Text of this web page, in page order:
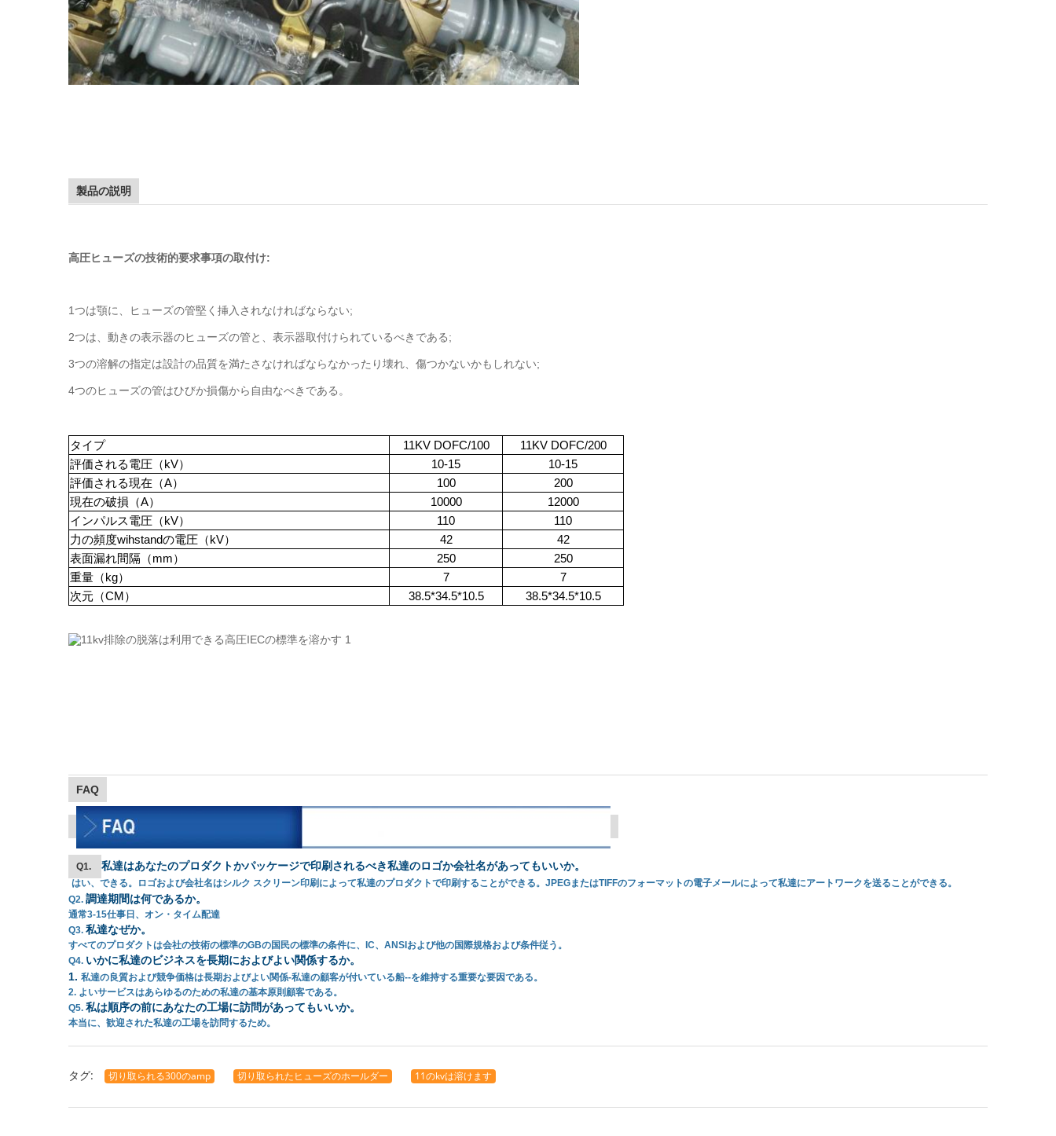
製品の説明
高圧ヒューズの技術的要求事項の取付け:
1つは顎に、ヒューズの管堅く挿入されなければならない;
2つは、動きの表示器のヒューズの管と、表示器取付けられているべきである;
3つの溶解の指定は設計の品質を満たさなければならなかったり壊れ、傷つかないかもしれない;
4つのヒューズの管はひびか損傷から自由なべきである。
タイプ 11KV DOFC/100
11KV DOFC/200
評価される電圧（kV）
10-15
10-15
評価される現在（A）
100
200
現在の破損（A）
10000
12000
インパルス電圧（kV）
110
110
力の頻度wihstandの電圧（kV）
42
42
表面漏れ間隔（mm）
250
250
重量（kg）
7
7
次元（CM）
38.5*34.5*10.5 38.5*34.5*10.5
FAQ
Q1. 私達はあなたのプロダクトかパッケージで印刷されるべき私達のロゴか会社名があってもいいか。
はい、できる。ロゴおよび会社名はシルク スクリーン印刷によって私達のプロダクトで印刷することができる。JPEGまたはTIFFのフォーマットの電子メールによって私達にアートワークを送ることができる。
Q2. 調達期間は何であるか。
通常3-15仕事日、オン・タイム配達
Q3. 私達なぜか。
すべてのプロダクトは会社の技術の標準のGBの国民の標準の条件に、IC、ANSIおよび他の国際規格および条件従う。
Q4. いかに私達のビジネスを長期におよびよい関係するか。
1. 私達の良質および競争価格は長期およびよい関係-私達の顧客が付いている船--を維持する重要な要因である。
2. よいサービスはあらゆるのための私達の基本原則顧客である。
Q5. 私は順序の前にあなたの工場に訪問があってもいいか。
本当に、歓迎された私達の工場を訪問するため。
タグ: 切り取られる300のamp 切り取られたヒューズのホールダー 11のkvは溶けます